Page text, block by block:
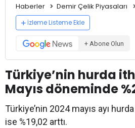
Haberler Demir Çelik Piyasaları
İzleme Listeme Ekle
+ Abone Olun
Türkiye’nin hurda
Mayıs döneminde
Türkiye’nin 2024 mayıs ayı hurda
ise %19,02 arttı.